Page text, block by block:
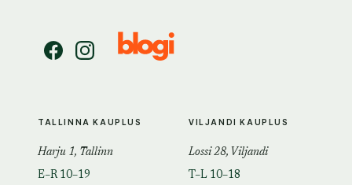
TALLINNA KAUPLUS
Harju 1, Tallinn
E–R 10–19
VILJANDI KAUPLUS
Lossi 28, Viljandi
T–L 10–18